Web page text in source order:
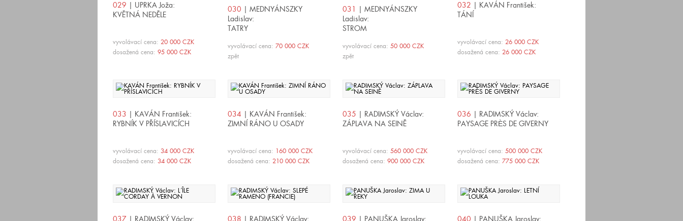
029 | UPRKA Joža:
KVĚTNÁ NEDĚLE
vyvolávací cena: 20 000 CZK
dosažená cena: 95 000 CZK
030 | MEDNYÁNSZKY
Ladislav:
TATRY
vyvolávací cena: 70 000 CZK
zpět
031 | MEDNYÁNSZKY
Ladislav:
STROM
vyvolávací cena: 50 000 CZK
zpět
032 | KAVÁN František:
TÁNÍ
vyvolávací cena: 26 000 CZK
dosažená cena: 26 000 CZK
033 | KAVÁN František:
RYBNÍK V PŘÍSLAVICÍCH
vyvolávací cena: 34 000 CZK
dosažená cena: 34 000 CZK
034 | KAVÁN František:
ZIMNÍ RÁNO U OSADY
vyvolávací cena: 160 000 CZK
dosažená cena: 210 000 CZK
035 | RADIMSKÝ Václav:
ZÁPLAVA NA SEINĚ
vyvolávací cena: 560 000 CZK
dosažená cena: 900 000 CZK
036 | RADIMSKÝ Václav:
PAYSAGE PRÈS DE GIVERNY
vyvolávací cena: 500 000 CZK
dosažená cena: 775 000 CZK
037 | RADIMSKÝ Václav:
038 | RADIMSKÝ Václav:
039 | PANUŠKA Jaroslav:
040 | PANUŠKA Jaroslav: